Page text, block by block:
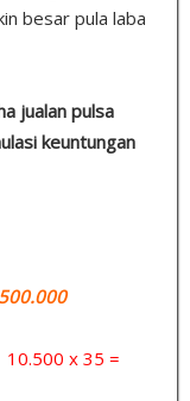
besar pula laba
jualan pulsa
keuntungan
10.500 x 35 =